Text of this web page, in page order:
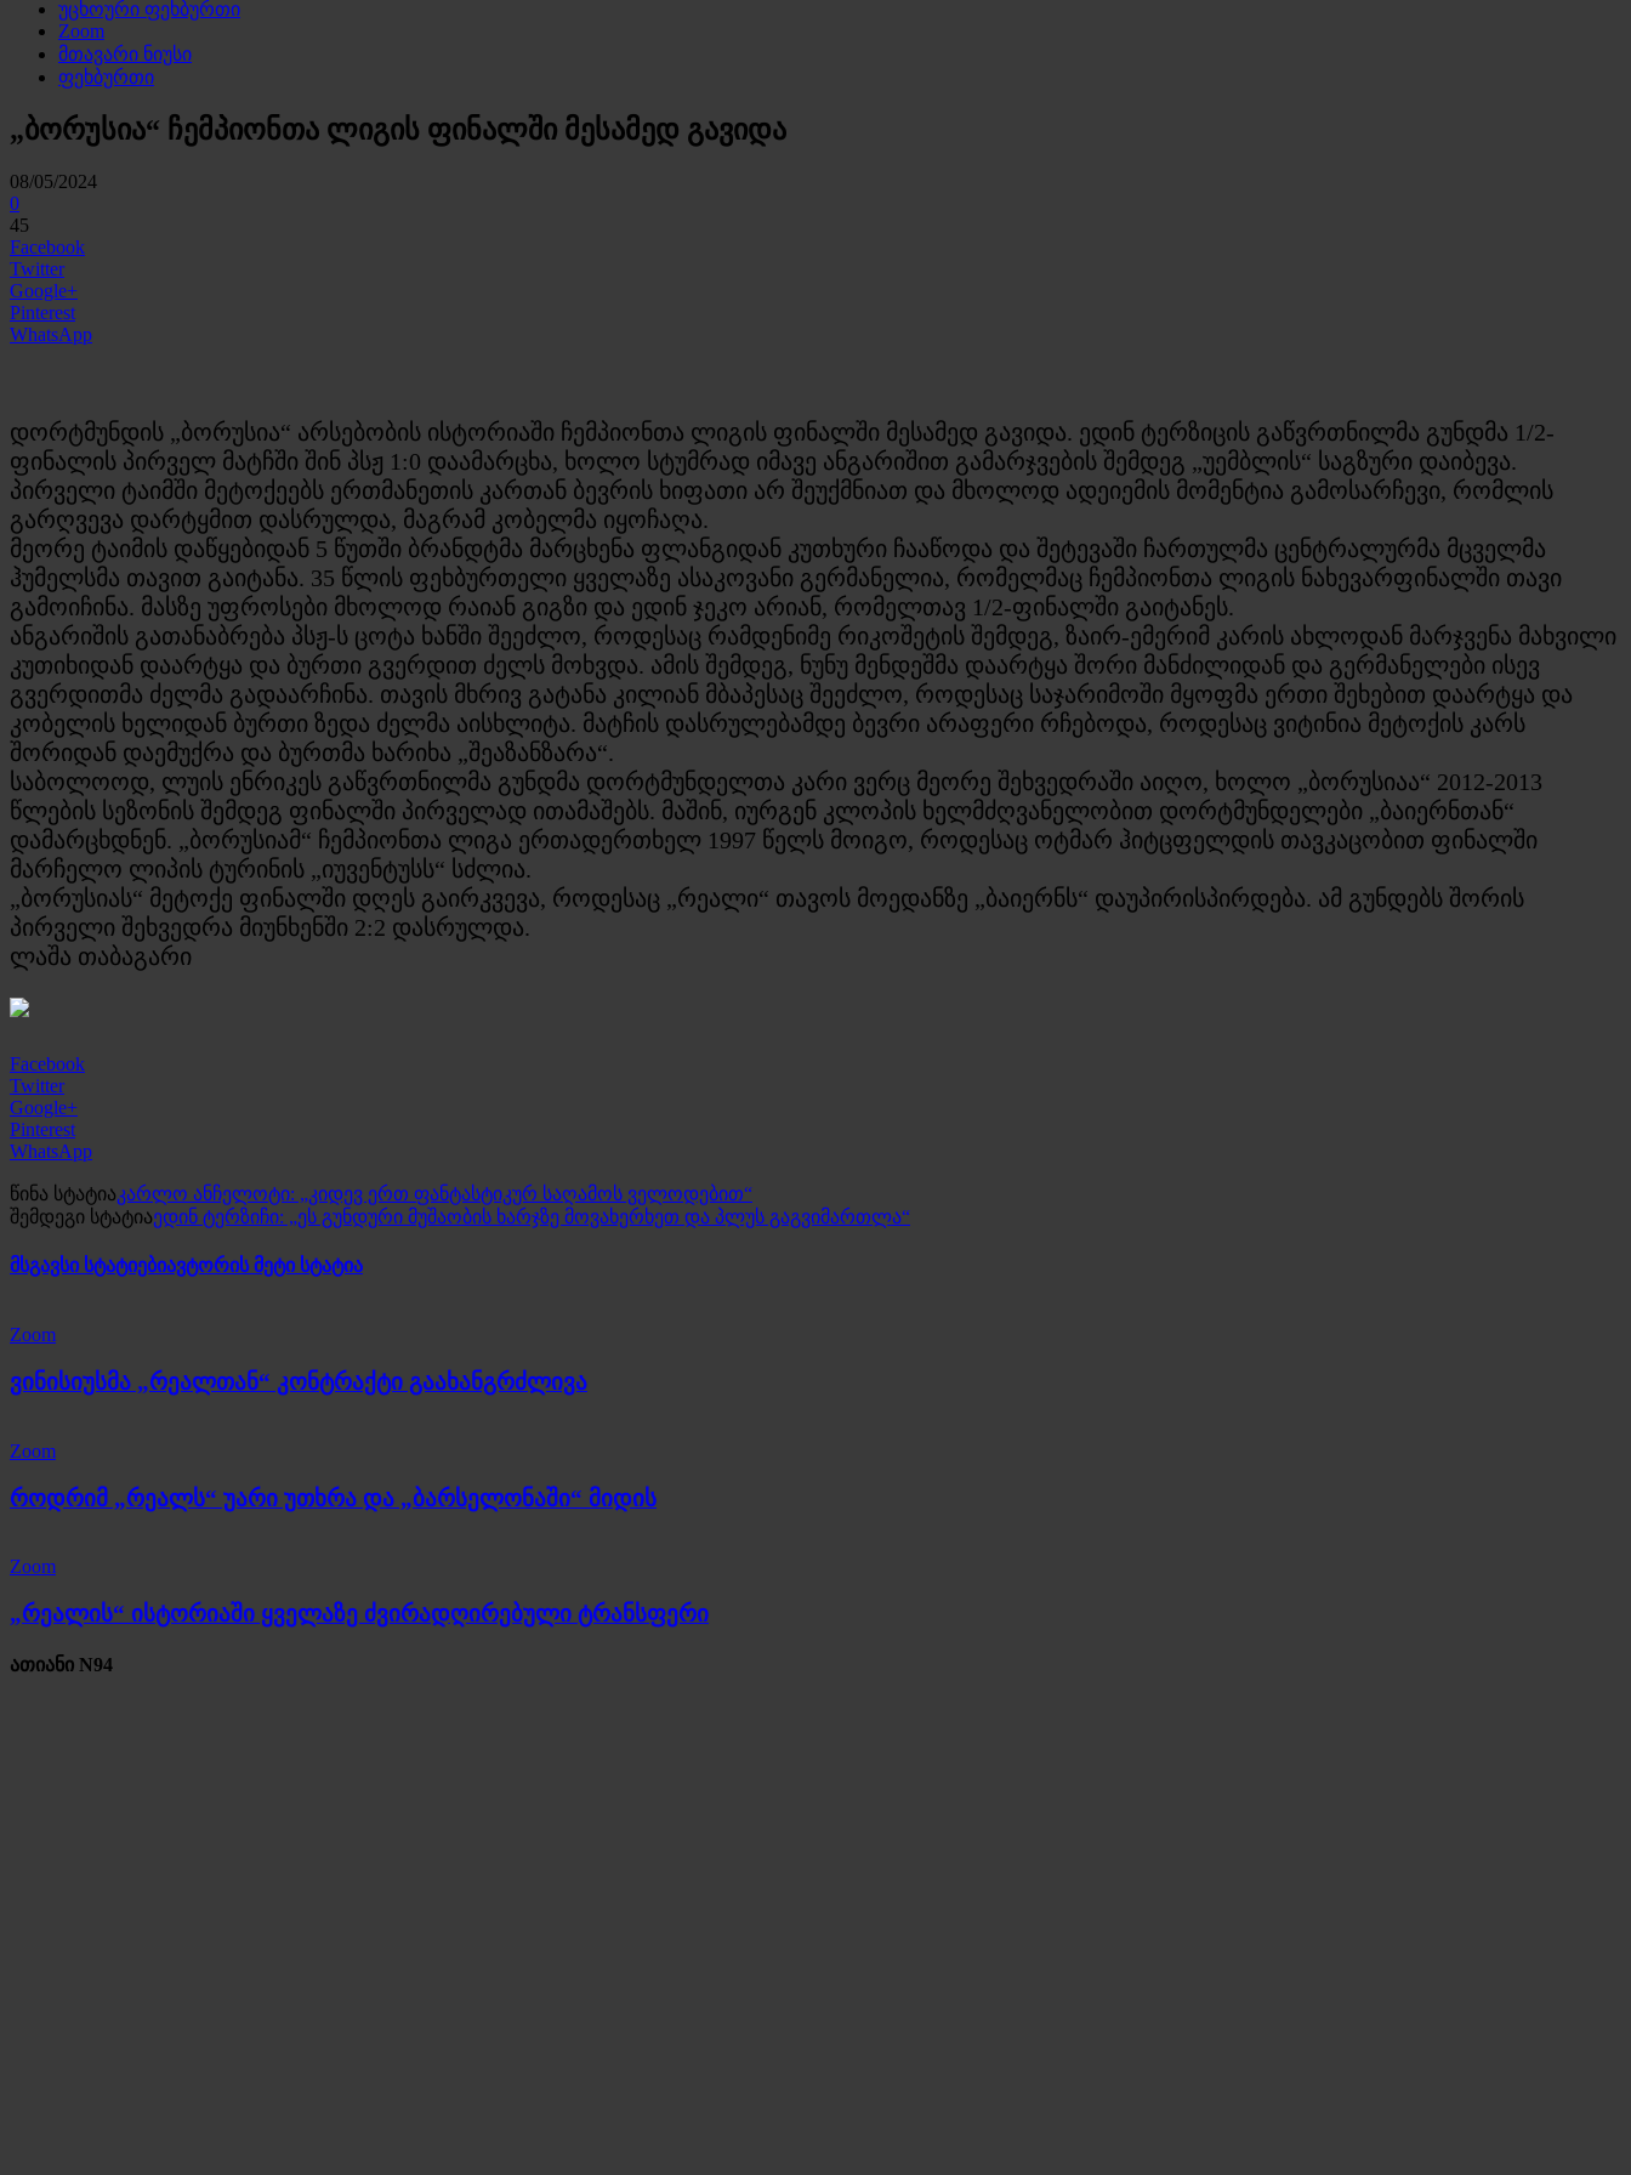
უცხოური ფეხბურთი
Zoom
მთავარი ნიუსი
ფეხბურთი
„ბორუსია“ ჩემპიონთა ლიგის ფინალში მესამედ გავიდა
08/05/2024
0
45
Facebook
Twitter
Google+
Pinterest
WhatsApp
დორტმუნდის „ბორუსია“ არსებობის ისტორიაში ჩემპიონთა ლიგის ფინალში მესამედ გავიდა. ედინ ტერზიცის გაწვრთნილმა გუნდმა 1/2-
ფინალის პირველ მატჩში შინ პსჟ 1:0 დაამარცხა, ხოლო სტუმრად იმავე ანგარიშით გამარჯვების შემდეგ „უემბლის“ საგზური დაიბევა.
პირველი ტაიმში მეტოქეებს ერთმანეთის კართან ბევრის ხიფათი არ შეუქმნიათ და მხოლოდ ადეიემის მომენტია გამოსარჩევი, რომლის
გარღვევა დარტყმით დასრულდა, მაგრამ კობელმა იყოჩაღა.
მეორე ტაიმის დაწყებიდან 5 წუთში ბრანდტმა მარცხენა ფლანგიდან კუთხური ჩააწოდა და შეტევაში ჩართულმა ცენტრალურმა მცველმა
ჰუმელსმა თავით გაიტანა. 35 წლის ფეხბურთელი ყველაზე ასაკოვანი გერმანელია, რომელმაც ჩემპიონთა ლიგის ნახევარფინალში თავი
გამოიჩინა. მასზე უფროსები მხოლოდ რაიან გიგზი და ედინ ჯეკო არიან, რომელთავ 1/2-ფინალში გაიტანეს.
ანგარიშის გათანაბრება პსჟ-ს ცოტა ხანში შეეძლო, როდესაც რამდენიმე რიკოშეტის შემდეგ, ზაირ-ემერიმ კარის ახლოდან მარჯვენა მახვილი
კუთიხიდან დაარტყა და ბურთი გვერდით ძელს მოხვდა. ამის შემდეგ, ნუნუ მენდეშმა დაარტყა შორი მანძილიდან და გერმანელები ისევ
გვერდითმა ძელმა გადაარჩინა. თავის მხრივ გატანა კილიან მბაპესაც შეეძლო, როდესაც საჯარიმოში მყოფმა ერთი შეხებით დაარტყა და
კობელის ხელიდან ბურთი ზედა ძელმა აისხლიტა. მატჩის დასრულებამდე ბევრი არაფერი რჩებოდა, როდესაც ვიტინია მეტოქის კარს
შორიდან დაემუქრა და ბურთმა ხარიხა „შეაზანზარა“.
საბოლოოდ, ლუის ენრიკეს გაწვრთნილმა გუნდმა დორტმუნდელთა კარი ვერც მეორე შეხვედრაში აიღო, ხოლო „ბორუსიაა“ 2012-2013
წლების სეზონის შემდეგ ფინალში პირველად ითამაშებს. მაშინ, იურგენ კლოპის ხელმძღვანელობით დორტმუნდელები „ბაიერნთან“
დამარცხდნენ. „ბორუსიამ“ ჩემპიონთა ლიგა ერთადერთხელ 1997 წელს მოიგო, როდესაც ოტმარ ჰიტცფელდის თავკაცობით ფინალში
მარჩელო ლიპის ტურინის „იუვენტუსს“ სძლია.
„ბორუსიას“ მეტოქე ფინალში დღეს გაირკვევა, როდესაც „რეალი“ თავოს მოედანზე „ბაიერნს“ დაუპირისპირდება. ამ გუნდებს შორის
პირველი შეხვედრა მიუნხენში 2:2 დასრულდა.
ლაშა თაბაგარი
Facebook
Twitter
Google+
Pinterest
WhatsApp
წინა სტატიაკარლო ანჩელოტი: „კიდევ ერთ ფანტასტიკურ საღამოს ველოდებით“
შემდეგი სტატიაედინ ტერზიჩი: „ეს გუნდური მუშაობის ხარჯზე მოვახერხეთ და პლუს გაგვიმართლა“
მსგავსი სტატიებიავტორის მეტი სტატია
Zoom
ვინისიუსმა „რეალთან“ კონტრაქტი გაახანგრძლივა
Zoom
როდრიმ „რეალს“ უარი უთხრა და „ბარსელონაში“ მიდის
Zoom
„რეალის“ ისტორიაში ყველაზე ძვირადღირებული ტრანსფერი
ათიანი N94